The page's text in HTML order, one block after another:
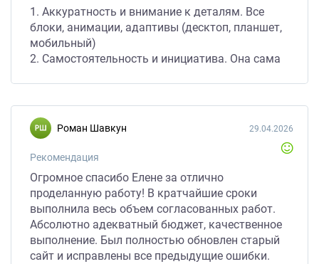
1. Аккуратность и внимание к деталям. Все
блоки, анимации, адаптивы (десктоп, планшет,
мобильный)
2. Самостоятельность и инициатива. Она сама
цифрами, настроила липкое меню.
3. Техническая компетенция. WordPress,
кастомизация темы, перенос блога (миграция
1000+ постов), настройка редиректов, сео-
бренд-ассистента – всё это Лена сделала
профессионально и без лишних напоминаний.
4. Ответственность и обратная связь!
Рекомендую Лену как надёжного исполнителя!
Роман Шавкун
Рекомендация
29.04.2026
Огромное спасибо Елене за отлично
проделанную работу! В кратчайшие сроки
выполнила весь объем согласованных работ.
Абсолютно адекватный бюджет, качественное
выполнение. Был полностью обновлен старый
сайт и исправлены все предыдущие ошибки.